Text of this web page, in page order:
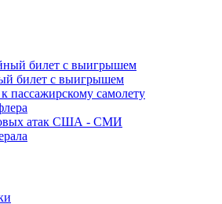
билет с выигрышем
пассажирскому самолету
новых атак США - СМИ